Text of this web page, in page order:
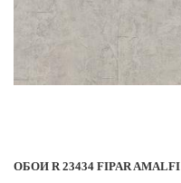
ОБОИ R 23434 FIPAR AMALFI